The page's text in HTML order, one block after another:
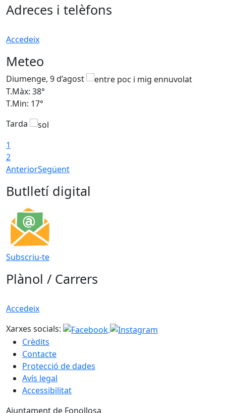
Adreces i telèfons
Accedeix
Meteo
Diumenge, 9 d’agost
T.Màx: 38°
T.Min: 17°
Tarda
1
2
AnteriorSegüent
Butlletí digital
Subscriu-te
Plànol / Carrers
Accedeix
Xarxes socials:
Crèdits
Contacte
Protecció de dades
Avís legal
Accessibilitat
Ajuntament de Fonollosa